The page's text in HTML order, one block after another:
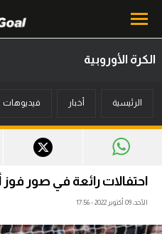
أخبار
ميركاتو
فانتازي في الجول
الكرة الأوروبية
الرئيسية أخبار فيديوهات
احتفالات رائعة في صور
الأحد، 09 أكتوبر 2022 - 17:56